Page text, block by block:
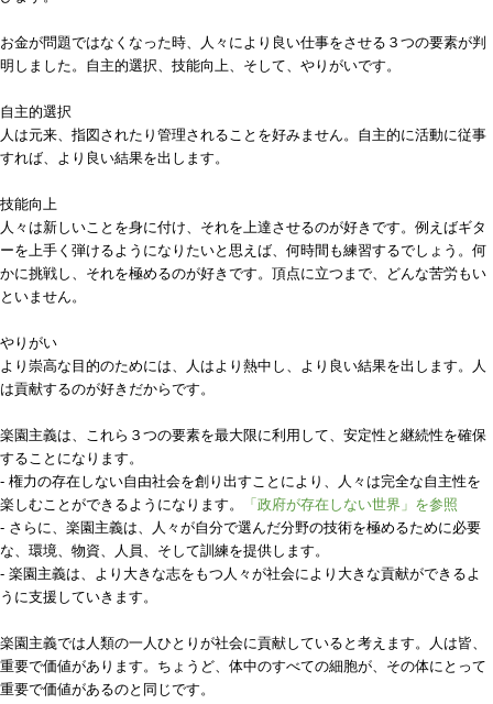
お金が問題ではなくなった時、人々により良い仕事をさせる３つの要素が判
明しました。自主的選択、技能向上、そして、やりがいです。
自主的選択
人は元来、指図されたり管理されることを好みません。自主的に活動に従事
すれば、より良い結果を出します。
技能向上
人々は新しいことを身に付け、それを上達させるのが好きです。例えばギタ
ーを上手く弾けるようになりたいと思えば、何時間も練習するでしょう。何
かに挑戦し、それを極めるのが好きです。頂点に立つまで、どんな苦労もい
といません。
やりがい
より崇高な目的のためには、人はより熱中し、より良い結果を出します。人
は貢献するのが好きだからです。
楽園主義は、これら３つの要素を最大限に利用して、安定性と継続性を確保
することになります。
- 権力の存在しない自由社会を創り出すことにより、人々は完全な自主性を
楽しむことができるようになります。
「政府が存在しない世界」を参照
- さらに、楽園主義は、人々が自分で選んだ分野の技術を極めるために必要
な、環境、物資、人員、そして訓練を提供します。
- 楽園主義は、より大きな志をもつ人々が社会により大きな貢献ができるよ
うに支援していきます。
楽園主義では人類の一人ひとりが社会に貢献していると考えます。人は皆、
重要で価値があります。ちょうど、体中のすべての細胞が、その体にとって
重要で価値があるのと同じです。